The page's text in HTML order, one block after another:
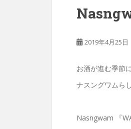
2019年4月25日
お酒が進む季節
ナスングワムら
Nasngwam 『